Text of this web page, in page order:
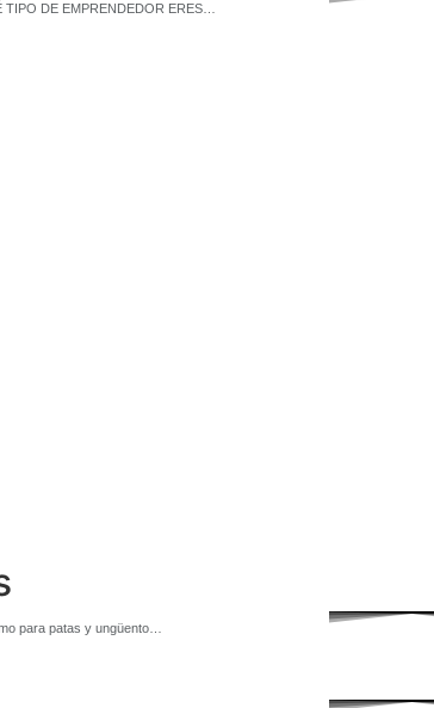
TIPO DE EMPRENDEDOR ERES…
para patas y ungüento…